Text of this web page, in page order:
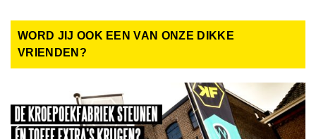
WORD JIJ OOK EEN VAN ONZE DIKKE
VRIENDEN?